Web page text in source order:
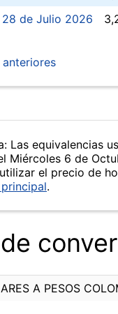
de Julio 2026
anteriores
Las equivalencias
Miércoles 6 de
el precio de
.
A PESOS